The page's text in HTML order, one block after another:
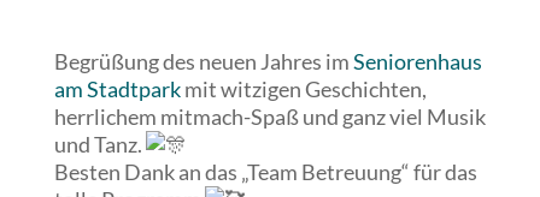
Begrüßung des neuen Jahres imSeniorenhaus
am Stadtparkmit witzigen Geschichten,
herrlichem mitmach-Spaß und ganz viel Musik
und Tanz.
Besten Dank an das „Team Betreuung“ für das